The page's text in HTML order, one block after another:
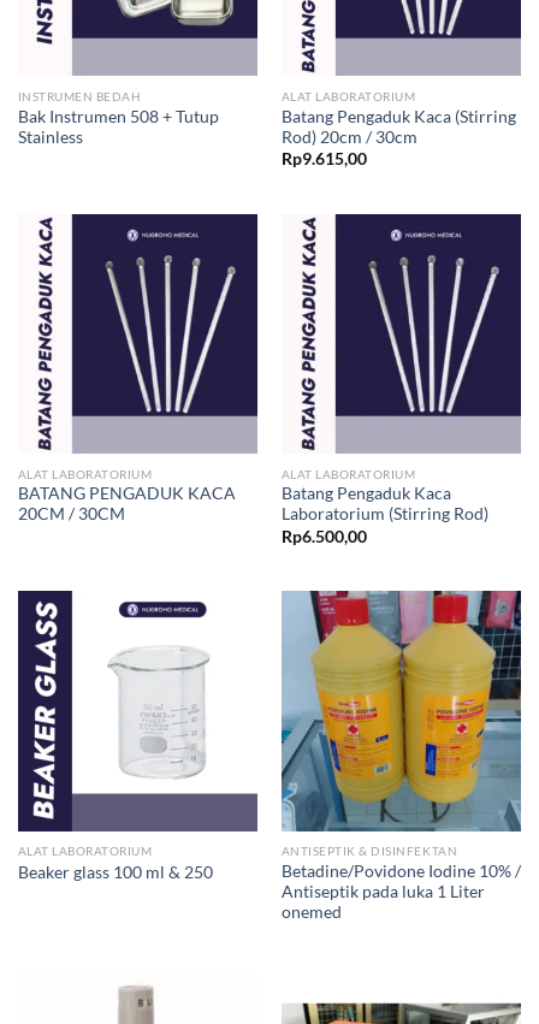
INSTRUMEN BEDAH
Bak Instrumen 508 + Tutup
Stainless
ALAT LABORATORIUM
Batang Pengaduk Kaca (Stirring
Rod) 20cm / 30cm
Rp9.615,00
ALAT LABORATORIUM
BATANG PENGADUK KACA
20CM / 30CM
ALAT LABORATORIUM
Batang Pengaduk Kaca
Laboratorium (Stirring Rod)
Rp6.500,00
ALAT LABORATORIUM
Beaker glass 100 ml & 250
ANTISEPTIK & DISINFEKTAN
Betadine/Povidone Iodine 10% /
Antiseptik pada luka 1 Liter
onemed